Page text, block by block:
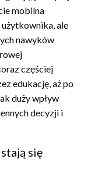
mobilna
ale
nawyków
częściej
edukację, aż po
duży wpływ
decyzji i
się